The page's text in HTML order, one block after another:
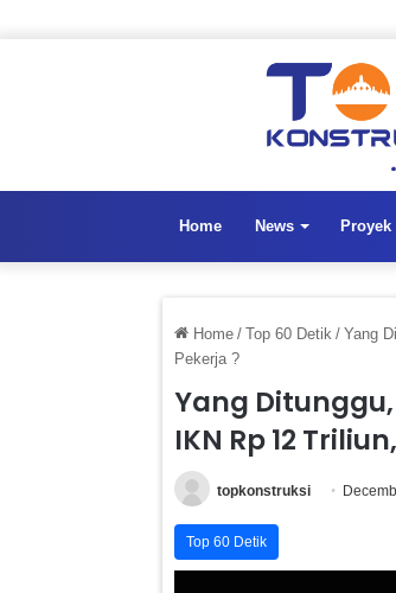
Home News Proyek
Home / Top 60 Detik / Yang
Pekerja ?
Yang
IKN Rp 12
topkonstruksi
Top 60 Detik